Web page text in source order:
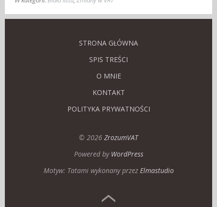
STRONA GŁÓWNA
SPIS TREŚCI
O MNIE
KONTAKT
POLITYKA PRYWATNOŚCI
© 2026 ZrozumVAT
Powered by WordPress
Motyw: Tatami wykonany przez Elmastudio